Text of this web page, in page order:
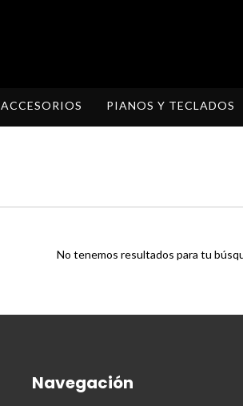
ACCESORIOS PIANOS Y TECLADOS
No tenemos resultados para tu
Navegación